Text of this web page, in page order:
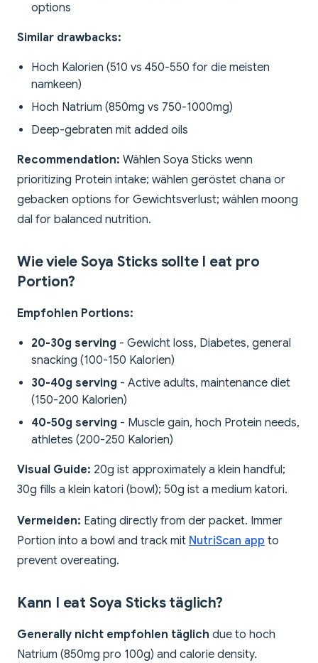
options
Similar drawbacks:
Hoch Kalorien (510 vs 450-550 for die meisten
namkeen)
Hoch Natrium (850mg vs 750-1000mg)
Deep-gebraten mit added oils
Recommendation: Wählen Soya Sticks wenn
prioritizing Protein intake; wählen geröstet chana or
gebacken options for Gewichtsverlust; wählen moong
dal for balanced nutrition.
Wie viele Soya Sticks sollte I eat pro
Portion?
Empfohlen Portions:
20-30g serving - Gewicht loss, Diabetes, general
snacking (100-150 Kalorien)
30-40g serving - Active adults, maintenance diet
(150-200 Kalorien)
40-50g serving - Muscle gain, hoch Protein needs,
athletes (200-250 Kalorien)
Visual Guide: 20g ist approximately a klein handful;
30g fills a klein katori (bowl); 50g ist a medium katori.
Vermeiden: Eating directly from der packet. Immer
Portion into a bowl and track mit NutriScan app to
prevent overeating.
Kann I eat Soya Sticks täglich?
Generally nicht empfohlen täglich due to hoch
Natrium (850mg pro 100g) and calorie density.